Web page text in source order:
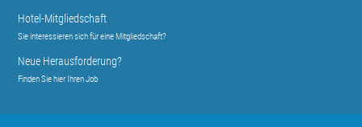
Hotel-Mitgliedschaft
Sie interessieren sich für eine Mitgliedschaft?
Neue Herausforderung?
Finden Sie hier Ihren Job